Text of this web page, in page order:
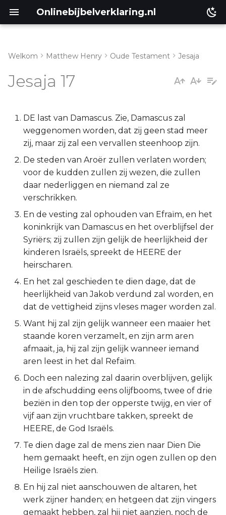
Onlinebijbelverklaring.nl
Jesaja 17:1-5
Jesaja 17:6-8
Jesaja 17:9-11
Jesaja 17:12-14
Lukas
Johannes
Handelingen
Romeinen
1 Korinthe
2 Korinthe
Galaten
Éfeze
Kolossenzen
1 Thessalonicenzen
2 Thessalonicenzen
1 Timótheüs
2 Timótheüs
Filémon
Welkom Matthew Henry Oude Testament Jesaja
Jesaja 17
DE last van Damascus. Zie, Damascus zal
weggenomen worden, dat zij geen stad meer
zij, maar zij zal een vervallen steenhoop zijn.
De steden van Aroër zullen verlaten worden;
voor de kudden zullen zij wezen, die zullen
daar nederliggen en niemand zal ze
verschrikken.
En de vesting zal ophouden van Efraïm, en het
koninkrijk van Damascus en het overblijfsel der
Syriërs; zij zullen zijn gelijk de heerlijkheid der
kinderen Israëls, spreekt de HEERE der
heirscharen.
En het zal geschieden te dien dage, dat de
heerlijkheid van Jakob verdund zal worden, en
dat de vettigheid zijns vleses mager worden zal.
Want hij zal zijn gelijk wanneer een maaier het
staande koren verzamelt, en zijn arm aren
afmaait, ja, hij zal zijn gelijk wanneer iemand
aren leest in het dal Refaïm.
Doch een nalezing zal daarin overblijven, gelijk
in de afschudding eens olijfbooms, twee of drie
beziën in den top der opperste twijg, en vier of
vijf aan zijn vruchtbare takken, spreekt de
HEERE, de God Israëls.
Te dien dage zal de mens zien naar Dien Die
hem gemaakt heeft, en zijn ogen zullen op den
Heilige Israëls zien.
En hij zal niet aanschouwen de altaren, het
werk zijner handen; en hetgeen dat zijn vingers
gemaakt hebben, zal hij niet aanzien, noch de